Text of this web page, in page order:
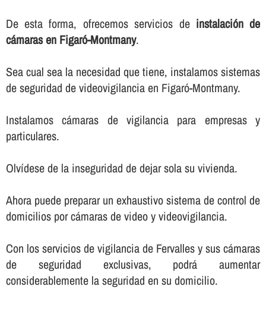
De esta forma, ofrecemos servicios de instalación de
cámaras en Figaró-Montmany.
Sea cual sea la necesidad que tiene, instalamos sistemas
de seguridad de videovigilancia en Figaró-Montmany.
Instalamos cámaras de vigilancia para empresas y
particulares.
Olví­dese de la inseguridad de dejar sola su vivienda.
Ahora puede preparar un exhaustivo sistema de control de
domicilios por cámaras de video y videovigilancia.
Con los servicios de vigilancia de Fervalles y sus cámaras
de seguridad exclusivas, podrá aumentar
considerablemente la seguridad en su domicilio.